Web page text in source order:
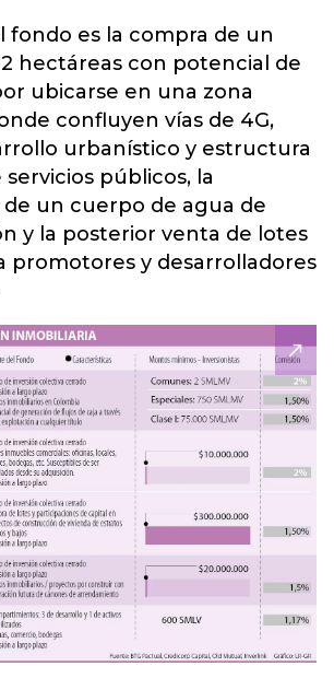
fondo es la compra de un
hectáreas con potencial de
ubicarse en una zona
confluyen vías de 4G,
urbanístico y estructura
públicos, la
un cuerpo de agua de
y la posterior venta de lotes
promotores y desarrolladores